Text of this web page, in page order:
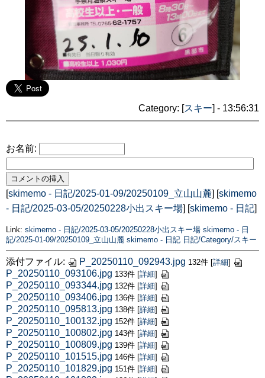
Category: [スキー] - 13:56:31
お名前:
[skimemo - 日記/2025-01-09/20250109_立山山麓] [skimemo
- 日記/2025-03-05/20250228小出スキー場] [skimemo - 日記]
Link: skimemo - 日記/2025-03-05/20250228小出スキー場 skimemo - 日
記/2025-01-09/20250109_立山山麓 skimemo - 日記 日記/Category/スキー
添付ファイル: P_20250110_092943.jpg 132件 [詳細]
P_20250110_093106.jpg 133件 [詳細]
P_20250110_093344.jpg 132件 [詳細]
P_20250110_093406.jpg 136件 [詳細]
P_20250110_095813.jpg 138件 [詳細]
P_20250110_100132.jpg 152件 [詳細]
P_20250110_100802.jpg 143件 [詳細]
P_20250110_100809.jpg 139件 [詳細]
P_20250110_101515.jpg 146件 [詳細]
P_20250110_101829.jpg 151件 [詳細]